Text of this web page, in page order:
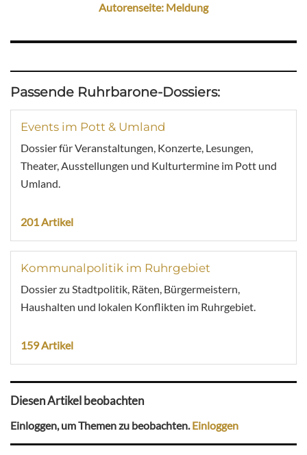
Autorenseite: Meldung
Passende Ruhrbarone-Dossiers:
Events im Pott & Umland
Dossier für Veranstaltungen, Konzerte, Lesungen,
Theater, Ausstellungen und Kulturtermine im Pott und
Umland.
201 Artikel
Kommunalpolitik im Ruhrgebiet
Dossier zu Stadtpolitik, Räten, Bürgermeistern,
Haushalten und lokalen Konflikten im Ruhrgebiet.
159 Artikel
Diesen Artikel beobachten
Einloggen, um Themen zu beobachten. Einloggen